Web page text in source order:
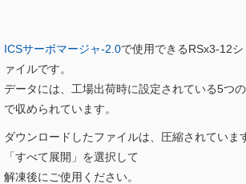
ICSサーボマージャ-2.0で使用できるRSx3-12
ァイルです。
データには、工場出荷時に設定されている5つ
で収められています。
ダウンロードしたファイルは、圧縮されていま
「すべて展開」を選択して
解凍後にご使用ください。